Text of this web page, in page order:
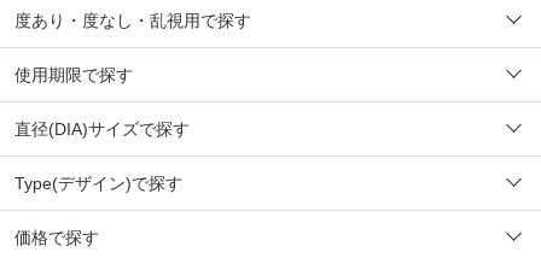
度あり・度なし・乱視用で探す
使用期限で探す
直径(DIA)サイズで探す
Type(デザイン)で探す
価格で探す